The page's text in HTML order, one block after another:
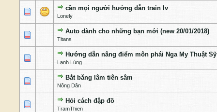
cần mọi người hướng dẫn train lv
Lonely
1 Bỏ phiếu - 5 của 5 cấp độ
1 2345
Auto dành cho những bạn mới (new 20/01/2018)
Titans
1 Bỏ phiếu - 5 của 5 cấp độ
123 45
Hướng dẫn nâng điểm môn phái Nga My Thuật Sỹ
Lạnh Lùng
1 Bỏ phiếu - 5 của 5 cấp độ
1234 5
Bắt băng lâm tiên sâm
Nông Dân
1 Bỏ phiếu - 5 của 5 cấp độ
12 345
Hỏi cách đập đồ
TramThien
1 Bỏ phiếu - 5 của 5 cấp độ
12 345